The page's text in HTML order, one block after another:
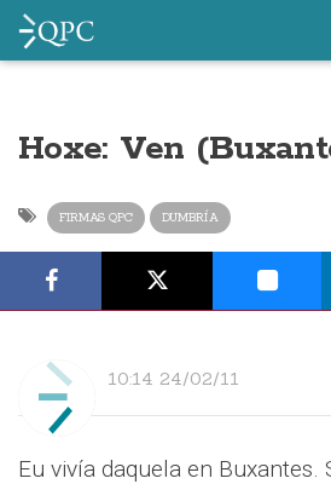
Hoxe: Ven
FIRMAS QPC DUMBRÍA
10:14 24/02/11
Eu vivía daquela en Buxantes.